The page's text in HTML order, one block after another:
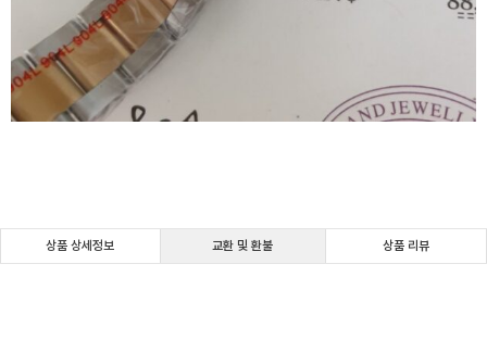
상품 상세정보 교환 및 환불 상품 리뷰